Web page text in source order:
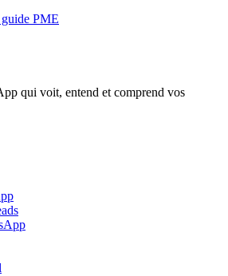
PME
qui voit, entend et comprend vos